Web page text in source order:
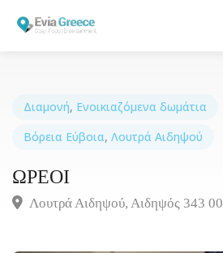
Τοποθεσία
Διαμονή, Ενοικιαζόμενα δωμάτια
Βόρεια Εύβοια, Λουτρά Αιδηψού
ΩΡΕΟΙ
Λουτρά Αιδηψού, Αιδηψός 343 00